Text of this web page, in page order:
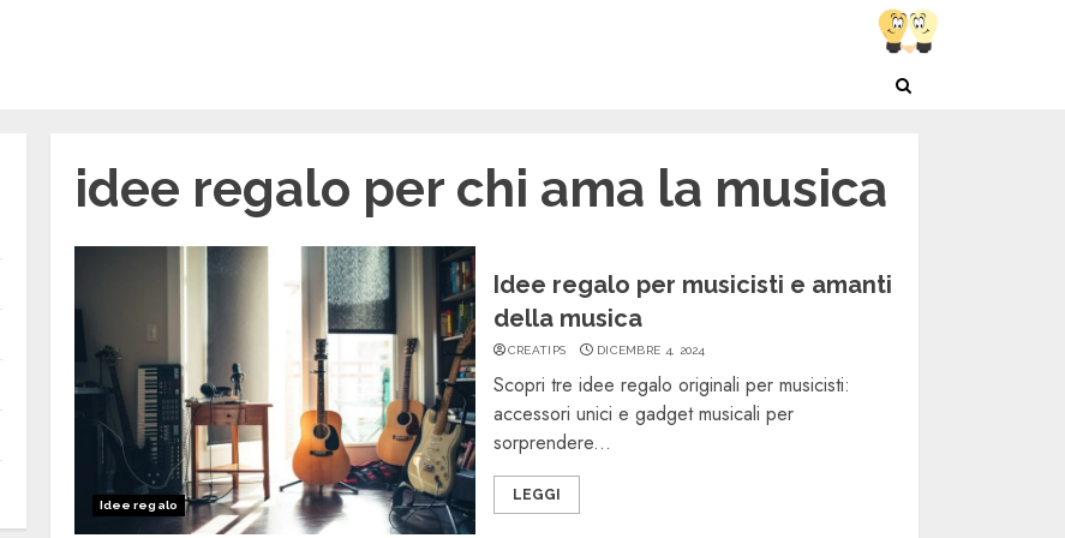
idee regalo per chi ama la musica
Idee regalo
Idee regalo per musicisti e amanti
della musica
CREATIPS DICEMBRE 4, 2024
Scopri tre idee regalo originali per musicisti:
accessori unici e gadget musicali per
sorprendere...
LEGGI